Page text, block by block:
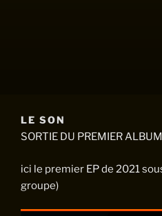
LE SON
SORTIE DU PREMIER
ici le premier EP de 2021
groupe)